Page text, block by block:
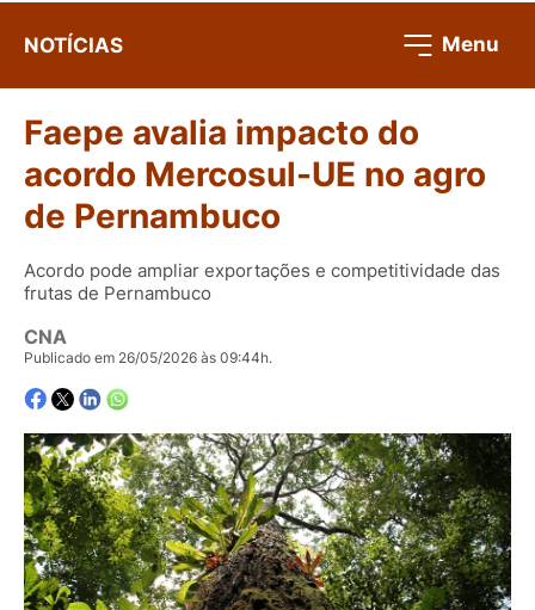
NOTÍCIAS Menu
Faepe avalia impacto do
acordo Mercosul-UE no agro
de Pernambuco
Acordo pode ampliar exportações e competitividade das
frutas de Pernambuco
CNA
Publicado em 26/05/2026 às 09:44h.